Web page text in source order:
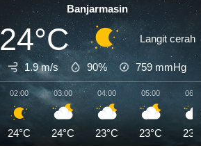
Banjarmasin
24°C Langit cerah
1.9 m/s 90% 759 mmHg
02:00
24°C
03:00
24°C
04:00
23°C
05:00
23°C
06:00
23°C